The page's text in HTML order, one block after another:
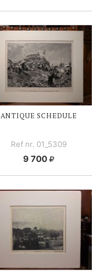
ANTIQUE SCHEDULE
Ref nr. 01_5309
9 700